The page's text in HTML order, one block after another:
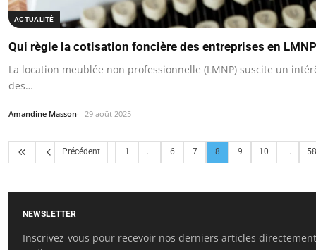
ACTUALITÉ
Qui règle la cotisation foncière des entreprises en
La location meublée non professionnelle (LMNP) suscite un
des…
Amandine Masson 29 août 2025
Précédent 1 ... 6 7 8 9 10 ... 58
NEWSLETTER
Inscrivez-vous pour recevoir nos derniers articles